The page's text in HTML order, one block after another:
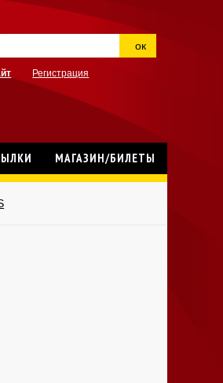
ок
Регистрация
МАГАЗИН/БИЛЕТЫ